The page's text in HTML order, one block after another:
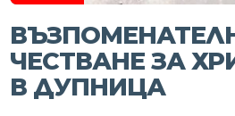
ЧЕСТВАНЕ ЗА
В ДУПНИЦА